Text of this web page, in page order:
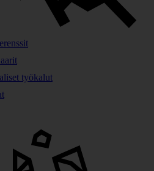
työkalut